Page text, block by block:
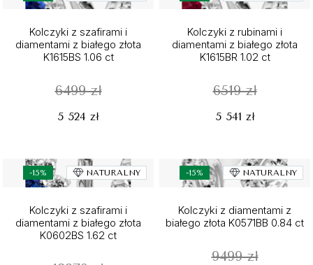
Kolczyki z szafirami i
diamentami z białego złota
K1615BS 1.06 ct
6499 zł
5 524 zł
Kolczyki z rubinami i
diamentami z białego złota
K1615BR 1.02 ct
6519 zł
5 541 zł
-15% NATURALNY
Kolczyki z szafirami i
diamentami z białego złota
K0602BS 1.62 ct
-15% NATURALNY
Kolczyki z diamentami z
białego złota K0571BB 0.84 ct
9499 zł